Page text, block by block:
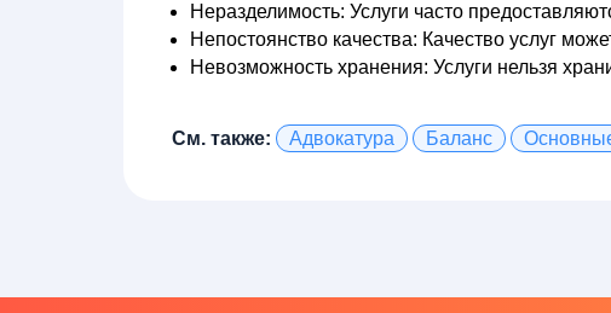
Неразделимость: Услуги часто
Непостоянство качества: Качество услуг
Невозможность хранения: Услуги нельзя
См. также: Адвокатура Баланс